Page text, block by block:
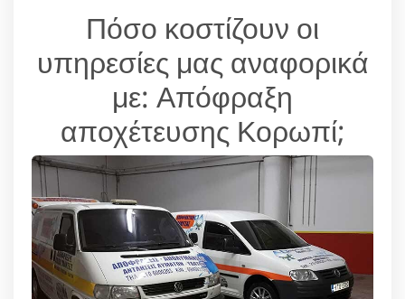
Πόσο κοστίζουν οι
υπηρεσίες μας αναφορικά
με: Απόφραξη
αποχέτευσης Κορωπί;